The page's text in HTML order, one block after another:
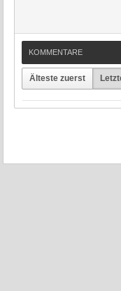
KOMMENTARE
Älteste zuerst